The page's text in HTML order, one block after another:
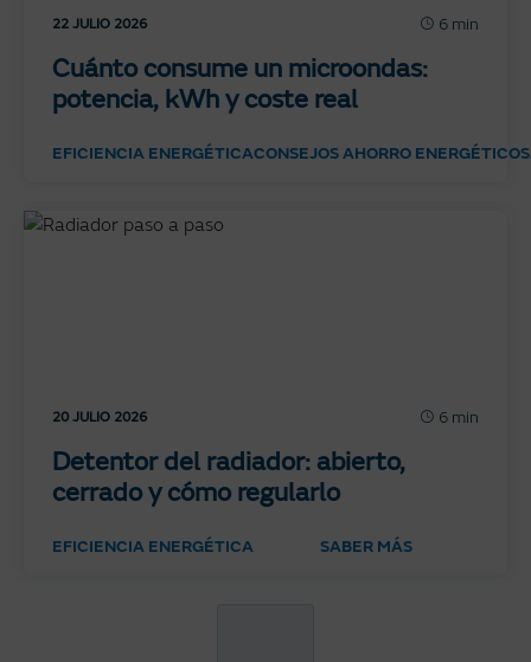
22 JULIO 2026 6 min
Cuánto consume un microondas:
potencia, kWh y coste real
EFICIENCIA ENERGÉTICACONSEJOS AHORRO ENERGÉTICO
20 JULIO 2026 6 min
Detentor del radiador: abierto,
cerrado y cómo regularlo
EFICIENCIA ENERGÉTICA SABER MÁS